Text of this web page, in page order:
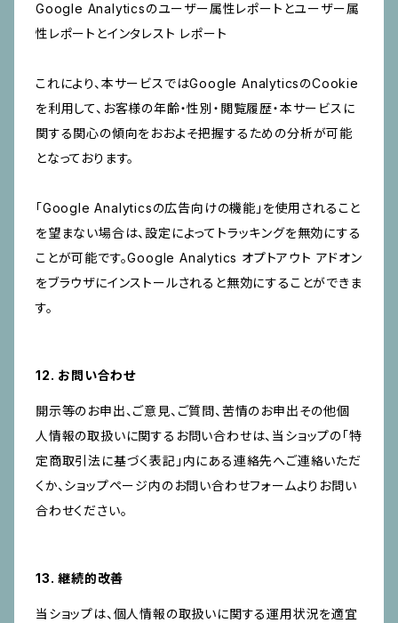
Google Analyticsのユーザー属性レポートとユーザー属
性レポートとインタレスト レポート
これにより、本サービスではGoogle AnalyticsのCookie
を利用して、お客様の年齢・性別・閲覧履歴・本サービスに
関する関心の傾向をおおよそ把握するための分析が可能
となっております。
「Google Analyticsの広告向けの機能」を使用されること
を望まない場合は、設定によってトラッキングを無効にする
ことが可能です。Google Analytics オプトアウト アドオン
をブラウザにインストールされると無効にすることができま
す。
12. お問い合わせ
開示等のお申出、ご意見、ご質問、苦情のお申出その他個
人情報の取扱いに関するお問い合わせは、当ショップの「特
定商取引法に基づく表記」内にある連絡先へご連絡いただ
くか、ショップページ内のお問い合わせフォームよりお問い
合わせください。
13. 継続的改善
当ショップは、個人情報の取扱いに関する運用状況を適宜